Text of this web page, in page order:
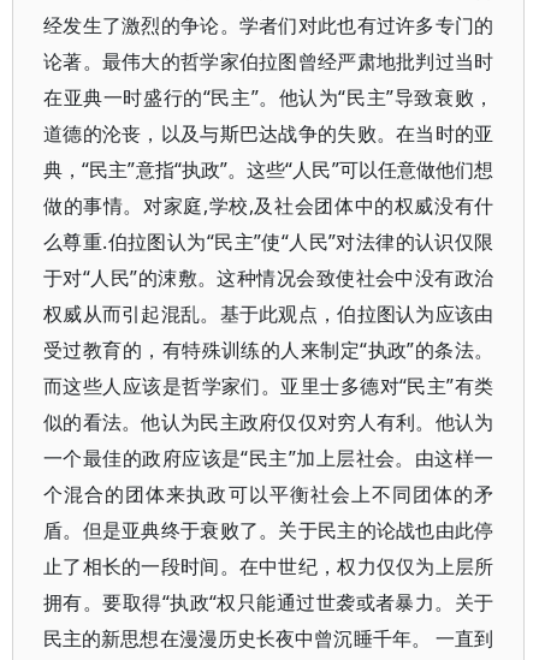
经发生了激烈的争论。学者们对此也有过许多专门的
论著。最伟大的哲学家伯拉图曾经严肃地批判过当时
在亚典一时盛行的“民主”。他认为“民主”导致衰败，
道德的沦丧，以及与斯巴达战争的失败。在当时的亚
典，“民主”意指“执政”。这些“人民”可以任意做他们想
做的事情。对家庭,学校,及社会团体中的权威没有什
么尊重.伯拉图认为“民主”使“人民”对法律的认识仅限
于对“人民”的涑敷。这种情况会致使社会中没有政治
权威从而引起混乱。基于此观点，伯拉图认为应该由
受过教育的，有特殊训练的人来制定“执政”的条法。
而这些人应该是哲学家们。亚里士多德对“民主”有类
似的看法。他认为民主政府仅仅对穷人有利。他认为
一个最佳的政府应该是“民主”加上层社会。由这样一
个混合的团体来执政可以平衡社会上不同团体的矛
盾。但是亚典终于衰败了。关于民主的论战也由此停
止了相长的一段时间。在中世纪，权力仅仅为上层所
拥有。要取得“执政“权只能通过世袭或者暴力。关于
民主的新思想在漫漫历史长夜中曾沉睡千年。 一直到